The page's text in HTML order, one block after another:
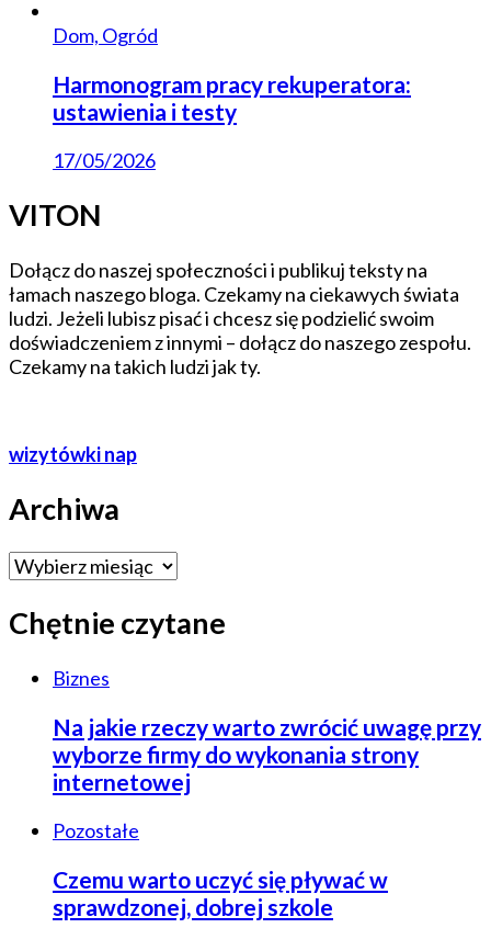
Dom, Ogród
Harmonogram pracy rekuperatora:
ustawienia i testy
17/05/2026
VITON
Dołącz do naszej społeczności i publikuj teksty na
łamach naszego bloga. Czekamy na ciekawych świata
ludzi. Jeżeli lubisz pisać i chcesz się podzielić swoim
doświadczeniem z innymi – dołącz do naszego zespołu.
Czekamy na takich ludzi jak ty.
wizytówki nap
Archiwa
Archiwa
Chętnie czytane
Biznes
Na jakie rzeczy warto zwrócić uwagę przy
wyborze firmy do wykonania strony
internetowej
Pozostałe
Czemu warto uczyć się pływać w
sprawdzonej, dobrej szkole